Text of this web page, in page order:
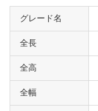
グレード名
全長
全高
全幅